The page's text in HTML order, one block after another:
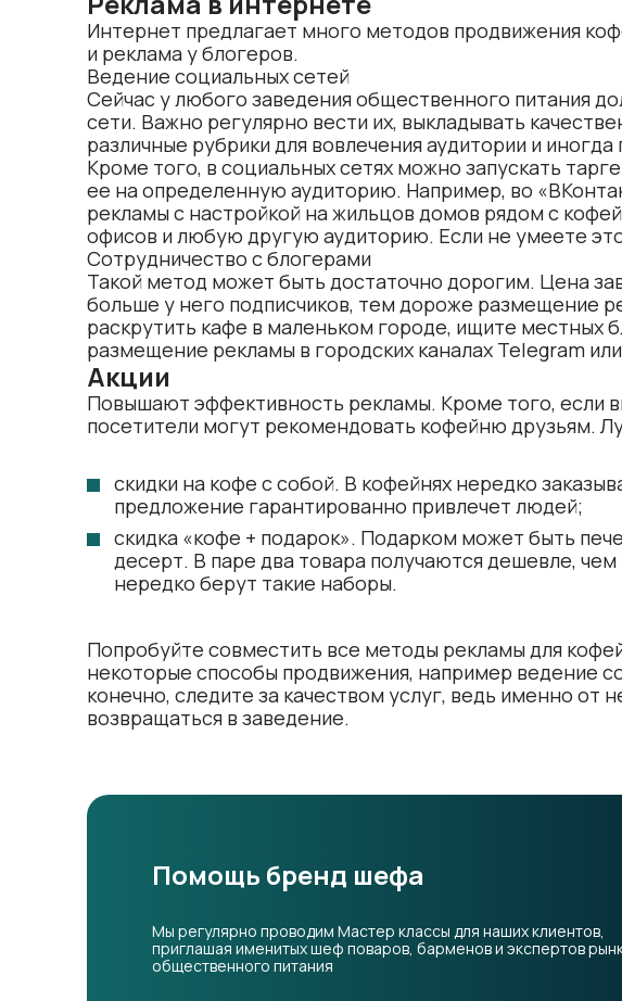
Интернет предлагает много методов продвижения
и реклама у блогеров.
Ведение социальных сетей
Сейчас у любого заведения общественного питания
сети. Важно регулярно вести их, выкладывать
различные рубрики для вовлечения аудитории и
Кроме того, в социальных сетях можно запускать
ее на определенную аудиторию. Например, во
рекламы с настройкой на жильцов домов рядом с
офисов и любую другую аудиторию. Если не умеете
Сотрудничество с блогерами
Такой метод может быть достаточно дорогим. Цена
больше у него подписчиков, тем дороже размещение
раскрутить кафе в маленьком городе, ищите местных
размещение рекламы в городских каналах Telegram
Акции
Повышают эффективность рекламы. Кроме того, если
посетители могут рекомендовать кофейню друзьям.
скидки на кофе с собой. В кофейнях нередко
предложение гарантированно привлечет людей;
скидка «кофе + подарок». Подарком может быть
десерт. В паре два товара получаются дешевле,
нередко берут такие наборы.
Попробуйте совместить все методы рекламы для
некоторые способы продвижения, например ведение
конечно, следите за качеством услуг, ведь именно от
возвращаться в заведение.
Помощь бренд шефа
Мы регулярно проводим Мастер классы для наших клиентов,
приглашая именитых шеф поваров, барменов и экспертов
общественного питания